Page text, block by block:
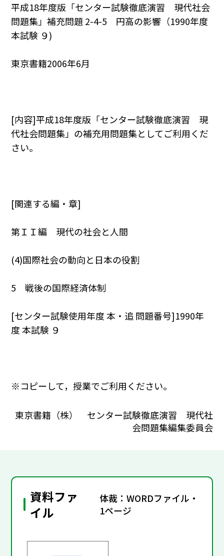
平成18年度版「センター試験徹底演習 現代社会
問題集」補充問題 2-4-5 円高の影響（1990年度
本試験 ９)
東京書籍2006年6月
[内容]平成18年度版「センター試験徹底演習 現
代社会問題集」の補充用問題集としてご利用くだ
さい。
[関連する編・章]
第ＩＩ編 現代の社会と人間
(4)国際社会の動向と日本の役割
5 戦後の国際経済体制
[センター試験使用年度 本・追 問題番号]1990年
度 本試験 ９
※コピーして，授業でご利用ください。
東京書籍（株） センター試験徹底演習 現代社
会問題集編集委員会
資料ファ
イル
体裁：WORDファイル・
1ページ